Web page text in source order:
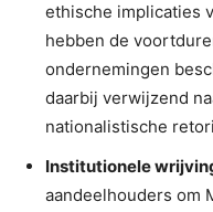
ethische implicaties
hebben de
ondernemingen
daarbij verwijzend
nationalistische
Institutionele
aandeelhouders om